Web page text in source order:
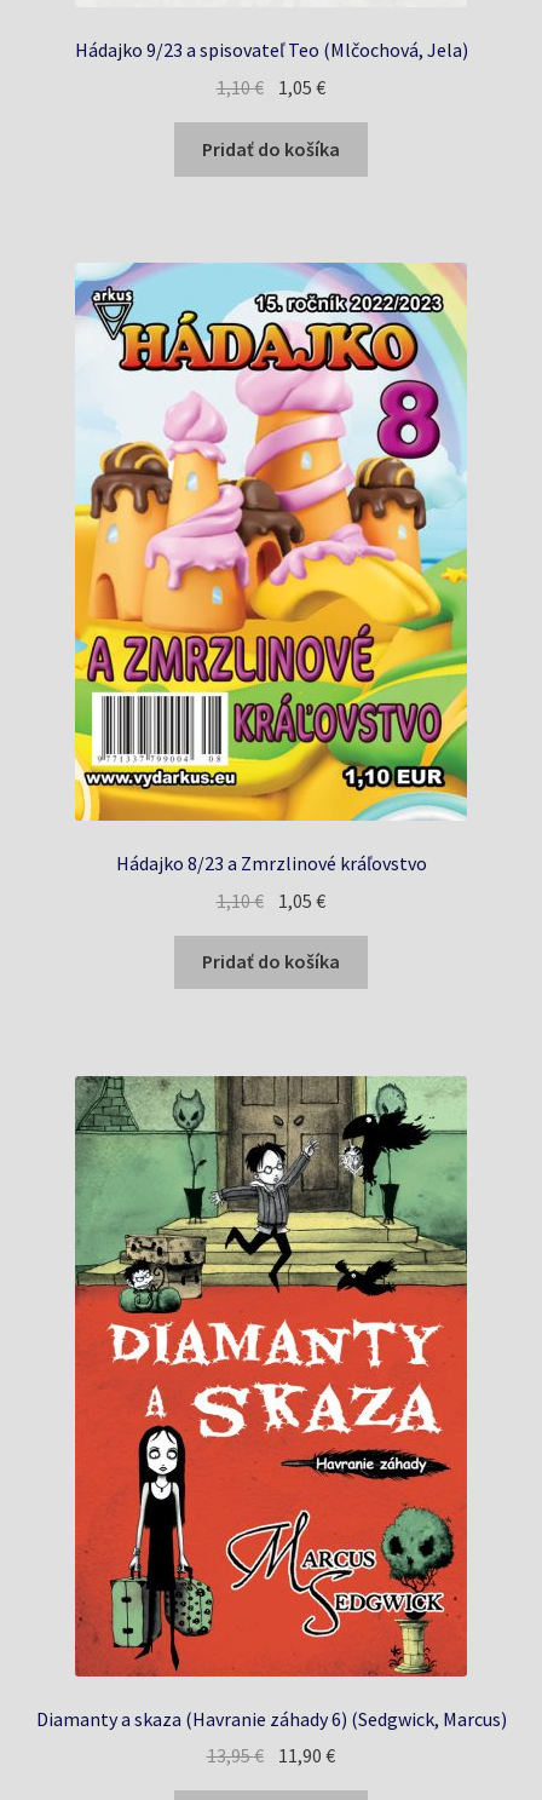
Hádajko 9/23 a spisovateľ Teo (Mlčochová, Jela)
1,10€ Pôvodná
bola:
1,10 €.
1,05€Aktuálna
je:
1,05 €.
Pridať do košíka
Hádajko 8/23 a Zmrzlinové kráľovstvo
1,10€ Pôvodná
bola:
1,10 €.
1,05€Aktuálna
je:
1,05 €.
Pridať do košíka
Diamanty a skaza (Havranie záhady 6) (Sedgwick, Marcus)
13,95€ Pôvodná
cena
11,90€Aktuálna
cena